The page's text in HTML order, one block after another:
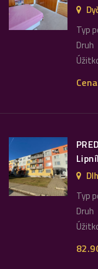
Typ
Druh
Typ
Druh